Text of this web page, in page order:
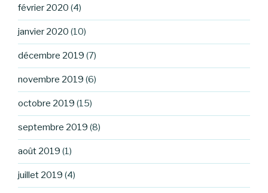
février 2020 (4)
janvier 2020 (10)
décembre 2019 (7)
novembre 2019 (6)
octobre 2019 (15)
septembre 2019 (8)
août 2019 (1)
juillet 2019 (4)